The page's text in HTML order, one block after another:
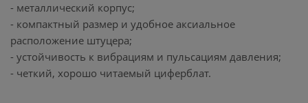
- металлический корпус;
- компактный размер и удобное аксиальное
расположение штуцера;
- устойчивость к вибрациям и пульсациям давления;
- четкий, хорошо читаемый циферблат.